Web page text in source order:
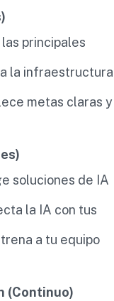
principales
la infraestructura
metas claras y
soluciones de IA
la IA con tus
a tu equipo
(Continuo)